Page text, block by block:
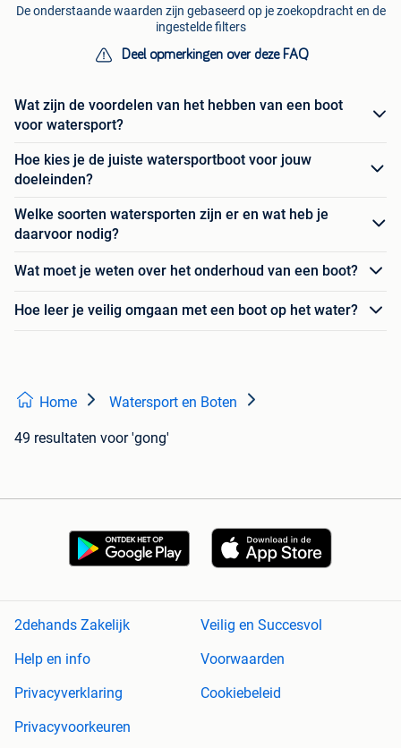
De onderstaande waarden zijn gebaseerd op je zoekopdracht en de
ingestelde filters
Deel opmerkingen over deze FAQ
Wat zijn de voordelen van het hebben van een boot
voor watersport?
Hoe kies je de juiste watersportboot voor jouw
doeleinden?
Welke soorten watersporten zijn er en wat heb je
daarvoor nodig?
Wat moet je weten over het onderhoud van een boot?
Hoe leer je veilig omgaan met een boot op het water?
Home Watersport en Boten
49 resultaten voor 'gong'
2dehands Zakelijk
Veilig en Succesvol
Help en info
Voorwaarden
Privacyverklaring
Cookiebeleid
Privacyvoorkeuren